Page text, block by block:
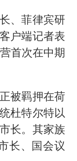
、菲律宾研
户端记者表
首次在中期
被羁押在荷
杜特尔特以
长。其家族
长、国会议